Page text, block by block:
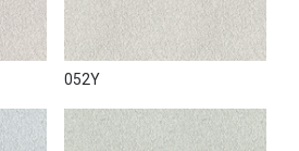
052Y